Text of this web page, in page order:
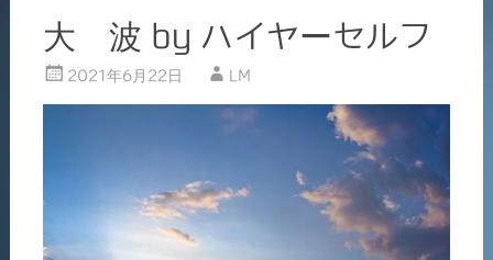
大 波 by ハイヤーセルフ
2021年6月22日 LM